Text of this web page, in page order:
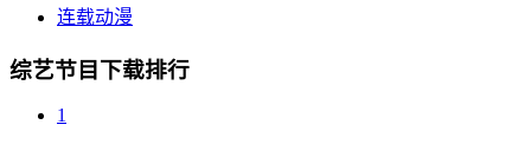
连载动漫
综艺节目下载排行
1